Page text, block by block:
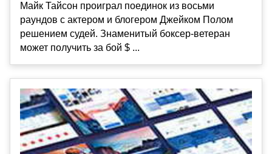
Майк Тайсон проиграл поединок из восьми
раундов с актером и блогером Джейком Полом
решением судей. Знаменитый боксер-ветеран
может получить за бой $ ...